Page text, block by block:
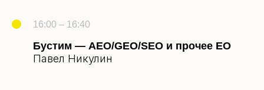
16:00 – 16:40
Бустим — AEO/GEO/SEO и прочее EO
Павел Никулин